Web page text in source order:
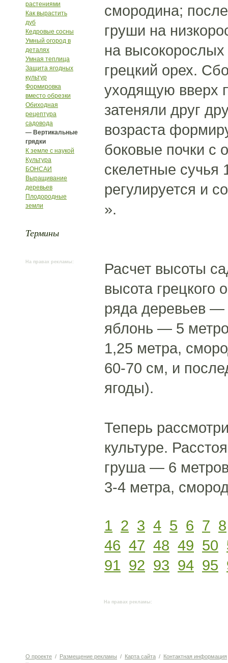
растениями
Как вырастить
дуб
Кедровые сосны
Умный огород в
деталях
Умная теплица
Защита ягодных
культур
Формировка
вместо обрезки
Обиходная
рецептура
садовода
— Вертикальные
грядки
К земле с наукой
Культура
БОНСАИ
Выращивание
деревьев
Плодородные
земли
Термины
На правах рекламы:
смородина;
груши на
на
грецкий орех.
уходящую вверх
затеняли друг
возраста
боковые почки с
скелетные сучья
регулируется и
».
Расчет высоты
высота грецкого
ряда деревьев
яблонь — 5
1,25 метра,
60-70 см, и
ягоды).
Теперь
культуре.
груша — 6
3-4 метра,
1 2 3 4 5 6 7 8
46 47 48 49 50
91 92 93 94 95
На правах рекламы:
О проекте / Размещение рекламы / Карта сайта / Контактная информация